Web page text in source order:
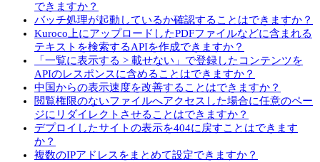
できますか？
バッチ処理が起動しているか確認することはできますか？
Kuroco上にアップロードしたPDFファイルなどに含まれる
テキストを検索するAPIを作成できますか？
「一覧に表示する > 載せない」で登録したコンテンツを
APIのレスポンスに含めることはできますか？
中国からの表示速度を改善することはできますか？
閲覧権限のないファイルへアクセスした場合に任意のペー
ジにリダイレクトさせることはできますか？
デプロイしたサイトの表示を404に戻すことはできます
か？
複数のIPアドレスをまとめて設定できますか？